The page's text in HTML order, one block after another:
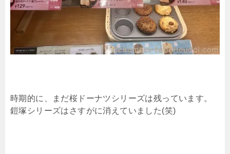
時期的に、まだ桜ドーナツシリーズは残っています。
鎧塚シリーズはさすがに消えていました(笑)